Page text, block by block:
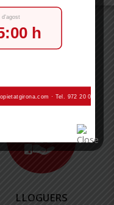
LLOGUERS